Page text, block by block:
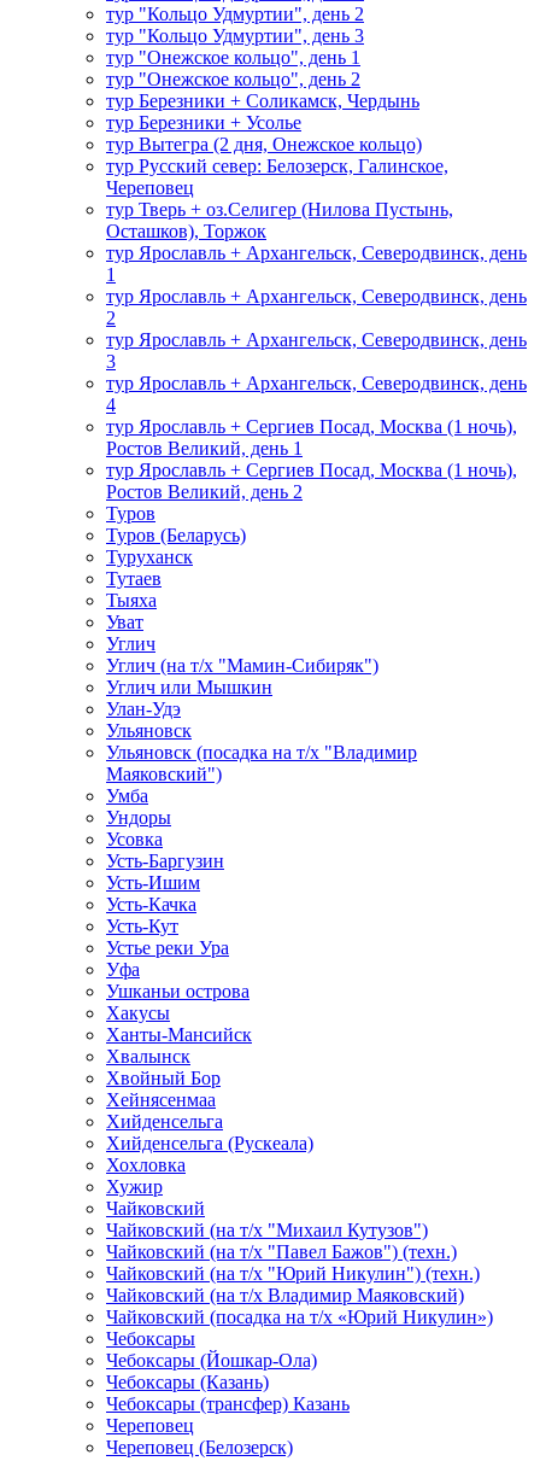
тур "Кольцо Удмуртии", день 2
тур "Кольцо Удмуртии", день 3
тур "Онежское кольцо", день 1
тур "Онежское кольцо", день 2
тур Березники + Соликамск, Чердынь
тур Березники + Усолье
тур Вытегра (2 дня, Онежское кольцо)
тур Русский север: Белозерск, Галинское,
Череповец
тур Тверь + оз.Селигер (Нилова Пустынь,
Осташков), Торжок
тур Ярославль + Архангельск, Северодвинск, день
1
тур Ярославль + Архангельск, Северодвинск, день
2
тур Ярославль + Архангельск, Северодвинск, день
3
тур Ярославль + Архангельск, Северодвинск, день
4
тур Ярославль + Сергиев Посад, Москва (1 ночь),
Ростов Великий, день 1
тур Ярославль + Сергиев Посад, Москва (1 ночь),
Ростов Великий, день 2
Туров
Туров (Беларусь)
Туруханск
Тутаев
Тыяха
Уват
Углич
Углич (на т/х "Мамин-Сибиряк")
Углич или Мышкин
Улан-Удэ
Ульяновск
Ульяновск (посадка на т/х "Владимир
Маяковский")
Умба
Ундоры
Усовка
Усть-Баргузин
Усть-Ишим
Усть-Качка
Усть-Кут
Устье реки Ура
Уфа
Ушканьи острова
Хакусы
Ханты-Мансийск
Хвалынск
Хвойный Бор
Хейнясенмаа
Хийденсельга
Хийденсельга (Рускеала)
Хохловка
Хужир
Чайковский
Чайковский (на т/х "Михаил Кутузов")
Чайковский (на т/х "Павел Бажов") (техн.)
Чайковский (на т/х "Юрий Никулин") (техн.)
Чайковский (на т/х Владимир Маяковский)
Чайковский (посадка на т/х «Юрий Никулин»)
Чебоксары
Чебоксары (Йошкар-Ола)
Чебоксары (Казань)
Чебоксары (трансфер) Казань
Череповец
Череповец (Белозерск)